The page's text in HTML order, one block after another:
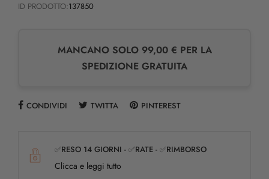
ID PRODOTTO:137850
MANCANO SOLO 99,00 € PER LA
SPEDIZIONE GRATUITA
CONDIVIDI TWITTA PINTEREST
✅RESO 14 GIORNI - ✅RATE - ✅RIMBORSO
Clicca e leggi tutto